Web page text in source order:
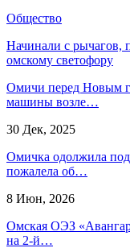
Общество
Начинали с рычагов,
омскому светофору
Омичи перед Новым
машины возле…
30 Дек, 2025
Омичка одолжила
пожалела об…
8 Июн, 2026
Омская ОЭЗ
на 2-й…